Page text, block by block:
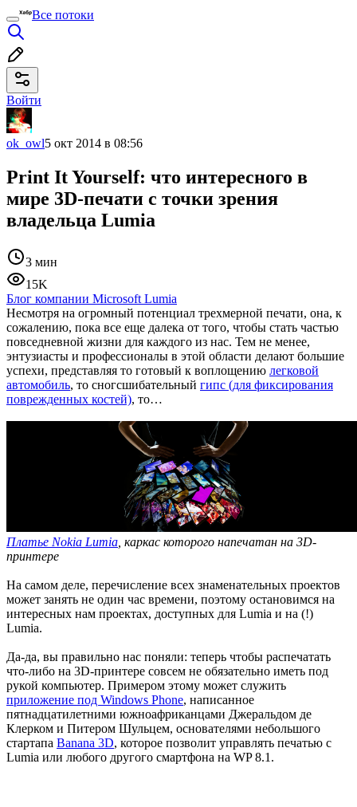
Все потоки
Войти
ok_owl5 окт 2014 в 08:56
Print It Yourself: что интересного в
мире 3D-печати c точки зрения
владельца Lumia
3 мин
15K
Блог компании Microsoft Lumia
Несмотря на огромный потенциал трехмерной печати, она, к
сожалению, пока все еще далека от того, чтобы стать частью
повседневной жизни для каждого из нас. Тем не менее,
энтузиасты и профессионалы в этой области делают большие
успехи, представляя то готовый к воплощению легковой
автомобиль, то сногсшибательный гипс (для фиксирования
поврежденных костей), то…
Платье Nokia Lumia , каркас которого напечатан на 3D-
принтере
На самом деле, перечисление всех знаменательных проектов
может занять не один час времени, поэтому остановимся на
интересных нам проектах, доступных для Lumia и на (!)
Lumia.
Да-да, вы правильно нас поняли: теперь чтобы распечатать
что-либо на 3D-принтере совсем не обязательно иметь под
рукой компьютер. Примером этому может служить
приложение под Windows Phone, написанное
пятнадцатилетними южноафриканцами Джеральдом де
Клерком и Питером Шульцем, основателями небольшого
стартапа Banana 3D, которое позволит управлять печатью с
Lumia или любого другого смартфона на WP 8.1.